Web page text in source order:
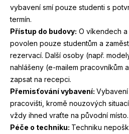
vybavení smí pouze studenti s
termín.
Přístup do budovy: O víkendech
povolen pouze studentům a
rezervací. Další osoby (např.
nahlášeny (e‑mailem pracovníkům
zapsat na recepci.
Přemisťování vybavení:
pracovišti, kromě nouzových
vždy ihned vraťte na původní místo.
Péče o techniku: Techniku